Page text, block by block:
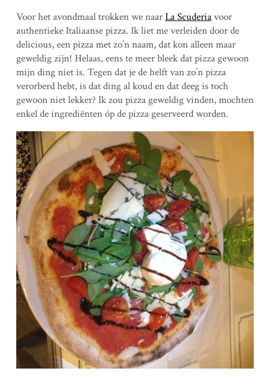
Voor het avondmaal trokken we naarLa Scuderiavoor
authentieke Italiaanse pizza. Ik liet me verleiden door de
delicious, een pizza met zo’n naam, dat kon alleen maar
geweldig zijn! Helaas, eens te meer bleek dat pizza gewoon
mijn ding niet is. Tegen dat je de helft van zo’n pizza
verorberd hebt, is dat ding al koud en dat deeg is toch
gewoon niet lekker? Ik zou pizza geweldig vinden, mochten
enkel de ingrediënten óp de pizza geserveerd worden.